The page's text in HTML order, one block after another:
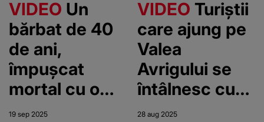
VIDEO Un
bărbat de 40
de ani,
împușcat
mortal cu o
armă de
19 sep 2025
VIDEO Turiștii
care ajung pe
Valea
Avrigului se
întâlnesc cu
sălbăticia.
28 aug 2025